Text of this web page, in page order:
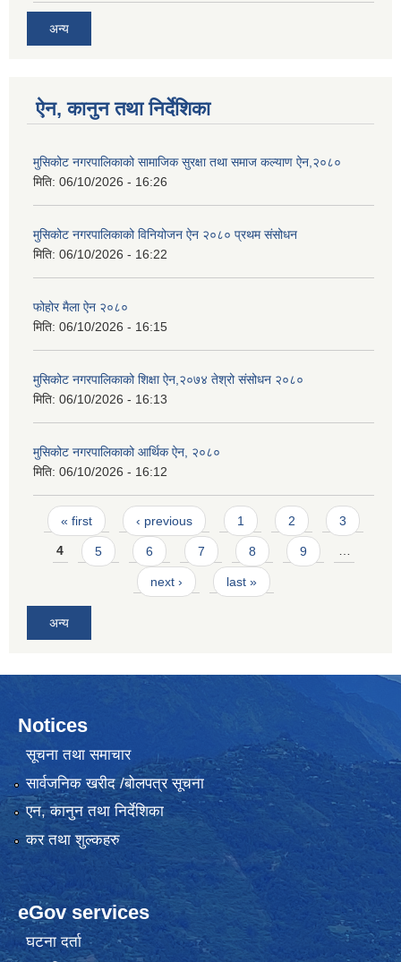
अन्य
ऐन, कानुन तथा निर्देशिका
मुसिकोट नगरपालिकाको सामाजिक सुरक्षा तथा समाज कल्याण ऐन,२०८०
मिति: 06/10/2026 - 16:26
मुसिकोट नगरपालिकाको विनियोजन ऐन २०८० प्रथम संसोधन
मिति: 06/10/2026 - 16:22
फोहोर मैला ऐन २०८०
मिति: 06/10/2026 - 16:15
मुसिकोट नगरपालिकाको शिक्षा ऐन,२०७४ तेश्रो संसोधन २०८०
मिति: 06/10/2026 - 16:13
मुसिकोट नगरपालिकाको आर्थिक ऐन, २०८०
मिति: 06/10/2026 - 16:12
Pages
« first ‹ previous 1 2 3
4 5 6 7 8 9 …
next › last »
अन्य
Notices
सूचना तथा समाचार
सार्वजनिक खरीद /बोलपत्र सूचना
एन, कानुन तथा निर्देशिका
कर तथा शुल्कहरु
eGov services
घटना दर्ता